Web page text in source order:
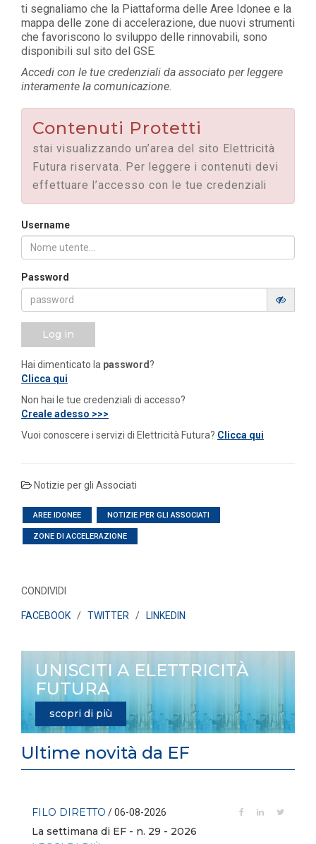
ti segnaliamo che la Piattaforma delle Aree Idonee e la
mappa delle zone di accelerazione, due nuovi strumenti
che favoriscono lo sviluppo delle rinnovabili, sono
disponibili sul sito del GSE.
Accedi con le tue credenziali da associato per leggere
interamente la comunicazione.
Contenuti Protetti
stai visualizzando un’area del sito Elettricità
Futura riservata. Per leggere i contenuti devi
effettuare l’accesso con le tue credenziali
Username
Password
Log in
Hai dimenticato la password ?
Clicca qui
Non hai le tue credenziali di accesso?
Creale adesso >>>
Vuoi conoscere i servizi di Elettricità Futura? Clicca qui
Notizie per gli Associati
AREE IDONEE NOTIZIE PER GLI ASSOCIATI
ZONE DI ACCELERAZIONE
CONDIVIDI
FACEBOOK / TWITTER / LINKEDIN
UNISCITI A ELETTRICITÀ
FUTURA
scopri di più
Ultime novità da EF
FILO DIRETTO / 06-08-2026
La settimana di EF - n. 29 - 2026